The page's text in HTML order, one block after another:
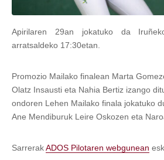
Apirilaren 29an jokatuko da
arratsaldeko 17:30etan.
Promozio Mailako finalean Marta
Olatz Insausti eta Nahia Bertiz izango
ondoren Lehen Mailako finala jokatuko
Ane Mendiburuk Leire Oskozen eta
SarrerakADOS Pilotaren webgunean